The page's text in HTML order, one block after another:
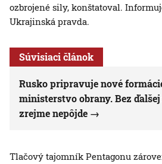
ozbrojené sily, konštatoval.
Ukrajinská pravda.
Súvisiaci článok
Rusko pripravuje nové
ministerstvo obrany. Bez
zrejme nepôjde
Tlačový tajomník Pentagonu